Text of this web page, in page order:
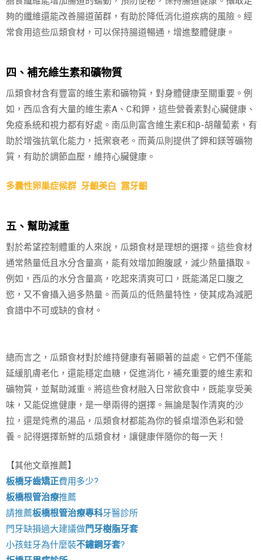
夠的纖維還能改善腸道菌群，有助於降低消化道疾病的風險。經
常食用這些瓜類食材，可以保持腸道暢通，增進整體健康。
四、補充維生素和礦物質
瓜類食材含有豐富的維生素和礦物質，對身體健康至關重要。例
如，西瓜含有大量的維生素A、C和鉀，這些營養素對心臟健康、
免疫系統和視力都有好處。南瓜則富含維生素E和β-胡蘿蔔素，有
助於增強抗氧化能力，抵禦衰老。而黃瓜則提供了鉀和鎂等礦物
質，有助於調節血壓，維持心臟健康。
多囊性卵巢症候群 牙齦美白 露牙齦
五、幫助減重
對於希望控制體重的人來說，瓜類食材是理想的選擇。這些食材
通常熱量低且水分含量高，能有效增加飽腹感，減少熱量攝取。
例如，西瓜的水分含量高，吃起來清爽可口，既能滿足口腹之
慾，又不會攝入過多熱量。而黃瓜的低熱量特性，使其成為減肥
食譜中不可或缺的食材。
總而言之，瓜類食材對於維持健康有著顯著的益處。它們不僅能
延緩肌膚老化，還能穩定血糖，促進消化，補充重要的維生素和
礦物質，並幫助減重。將這些食材融入日常飲食中，既能享受美
味，又能促進健康，是一舉兩得的選擇。無論是製作清爽的沙
拉，還是炖煮的湯品，瓜類食材都能為你的餐桌增添色彩和營
養。記得選擇新鮮的瓜類食材，讓健康伴隨你的每一天！
【其他文章推薦】
板橋牙齒矯正費用多少?
板橋根管治療推薦
請推薦板橋根管治療專科牙醫診所
門牙缺損過大建議做門牙樹脂牙套
小孩蛀牙為什麼裝不鏽鋼牙套?